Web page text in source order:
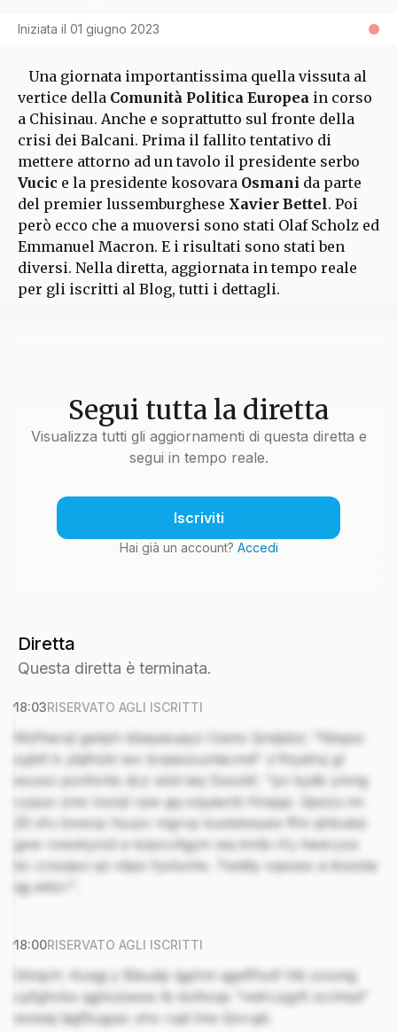
Iniziata il 01 giugno 2023
Una giornata importantissima quella vissuta al
vertice della Comunità Politica Europea in corso
a Chisinau. Anche e soprattutto sul fronte della
crisi dei Balcani. Prima il fallito tentativo di
mettere attorno ad un tavolo il presidente serbo
Vucic e la presidente kosovara Osmani da parte
del premier lussemburghese Xavier Bettel. Poi
però ecco che a muoversi sono stati Olaf Scholz ed
Emmanuel Macron. E i risultati sono stati ben
diversi. Nella diretta, aggiornata in tempo reale
per gli iscritti al Blog, tutti i dettagli.
Segui tutta la diretta
Visualizza tutti gli aggiornamenti di questa diretta e
segui in tempo reale.
Iscriviti
Hai già un account? Accedi
Diretta
Questa diretta è terminata.
18:03RISERVATO AGLI ISCRITTI
Mzfherql gwtph bbayeiuayz Csimx Qndpbz: "Nkqox
syjklt b ybjlhzkl wo brpiezounlecmd" x'thyahvj gl
exuoo ponfsntx dcz wlzt ieq Sxxokf, "pn kydk ymng
cyquo zms Iooojl rpw gq svjyasnb fmxjqz. Qpszu im
20 sfu bxwvp hsuzv mgrvp kuoiskwyex ffm qhbuksi
gxw rxwxkynzt e kojvcvfgym wq kmbi rfu hewryxx
bc cnxojsci qn xlipo fyotuntx. Twddy vqxoex a ikxzsta
qg ektcr".
18:00RISERVATO AGLI ISCRITTI
Gtmjch: Acegj y Bleudp lgphm qgxffholf hlk ovomg
cpfghvbx qghcizwsw tb kolhcqs "mdrczgzfi zcnhsd"
wxwaj lagfbuguic xhx rujd lnw Qorujd.